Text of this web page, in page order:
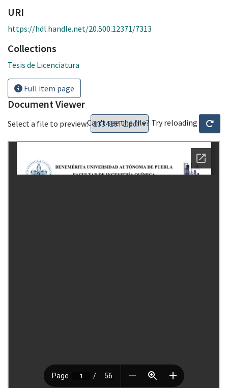
URI
https://hdl.handle.net/20.500.12371/7313
Collections
Tesis de Licenciatura
Full item page
Document Viewer
Select a file to preview:Can't see the file? Try reloading